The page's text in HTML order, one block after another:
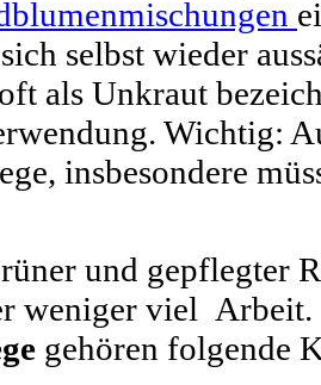
selbst wieder
als Unkraut
Wichtig:
insbesondere
und gepflegter
weniger viel Arbeit.
gehören folgende